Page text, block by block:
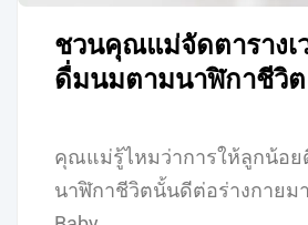
ชวนคุณแม่จัดตารางเ
ดื่มนมตามนาฬิกาชีวิต
คุณแม่รู้ไหมว่าการให้ลูกน้อ
นาฬิกาชีวิตนั้นดีต่อร่างกายม